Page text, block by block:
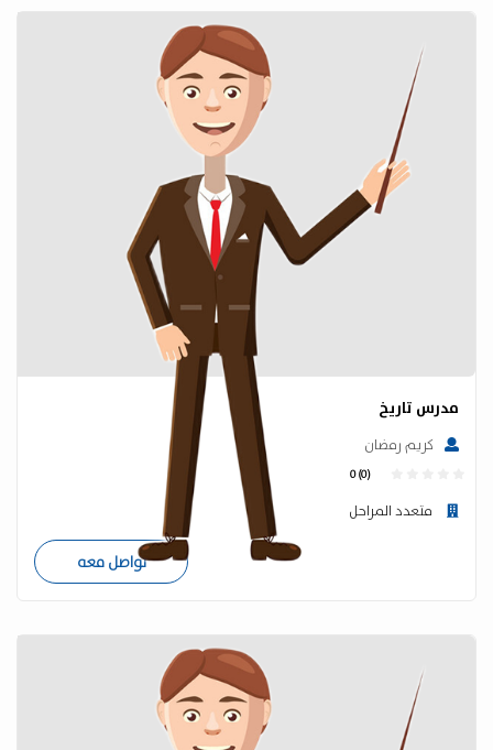
مدرس تاريخ
كريم رمضان
0 (0)
متعدد المراحل
تواصل معه